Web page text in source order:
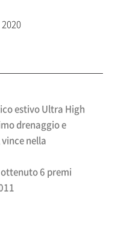
estivo Ultra High
drenaggio e
nella
ottenuto 6 premi